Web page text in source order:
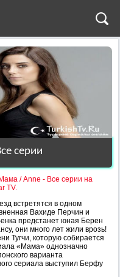
серии
/ Anne - Все серии на
TV.
встретятся в одном
Вахиде Перчин и
предстанет юная Берен
они много лет жили врозь!
Тугчи, которую собирается
«Мама» однозначно
варианта
сериала выступил Берфу